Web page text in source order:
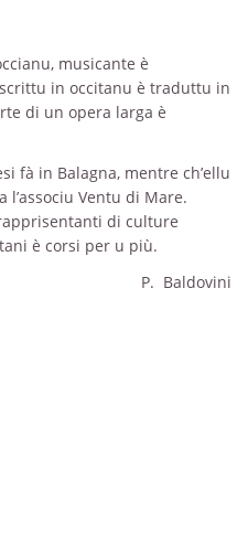
musicante è
in occitanu è traduttu in
di un opera larga è
fà in Balagna, mentre ch’ellu
Ventu di Mare.
di culture
è corsi per u più.
P. Baldovini